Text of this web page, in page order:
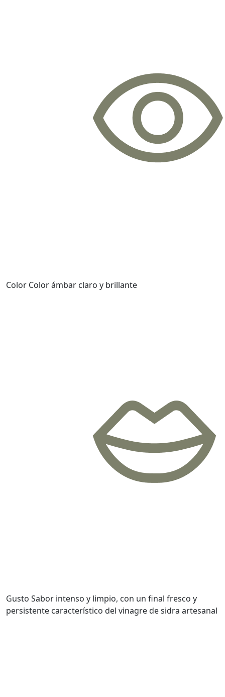
Color Color ámbar claro y brillante
Gusto Sabor intenso y limpio, con un final fresco y
persistente característico del vinagre de sidra artesanal